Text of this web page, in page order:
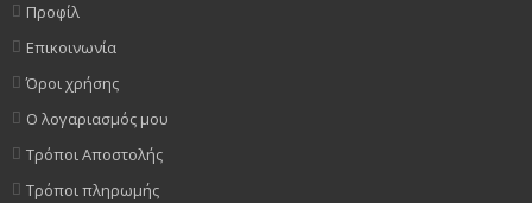
Προφίλ
Επικοινωνία
Όροι χρήσης
Ο λογαριασμός μου
Τρόποι Αποστολής
Τρόποι πληρωμής